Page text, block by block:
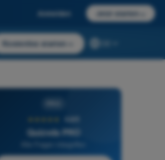
Anmelden Jetzt starten
Kostenlos starten
4,6/5
Quizvds PRO
Alle Fragen inbegriffen